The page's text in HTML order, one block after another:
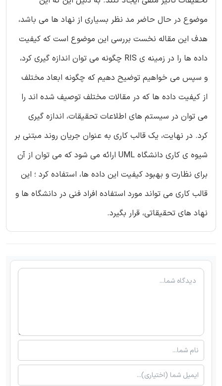
موضوع در حال حاضر مد نظر بسیاری از نهاد ها می باشد،
هدف این مقاله نخست بررسی این موضوع است که کیفیت
داده ها را در زمینه ی RIS چگونه می توان اندازه گیری کرد،
و سپس می خواهیم توضیح دهیم که چگونه ابعاد مختلف
از کیفیت داده ها که در مقالات مختلف توصیف شده اند را
می توان در سیستم های اطلاعات تحقیقات، اندازه گیری
کرد. در نهایت، یک قالب کاری به عنوان جریان روند مبتنی بر
شیوه ی کاری دانشگاه UML ارائه می شود که می توان از آن
برای نظارت و بهبود کیفیت این داده ها، استفاده کرد ؛ این
قالب کاری می تواند مورد استفاده افراد فنی در دانشگاه ها و
نهاد های تحقیقاتی، قرار بگیرد.